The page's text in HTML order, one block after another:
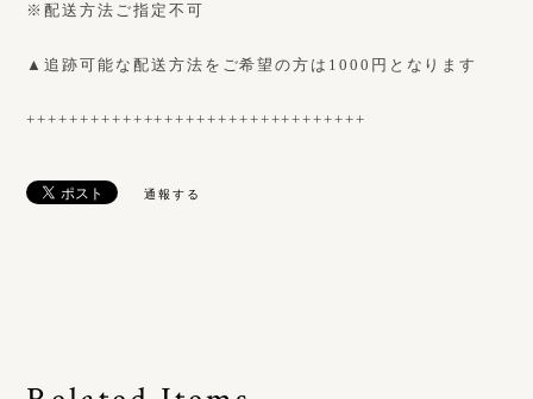
※配送方法ご指定不可
▲追跡可能な配送方法をご希望の方は1000円となります
++++++++++++++++++++++++++++++++
通報する